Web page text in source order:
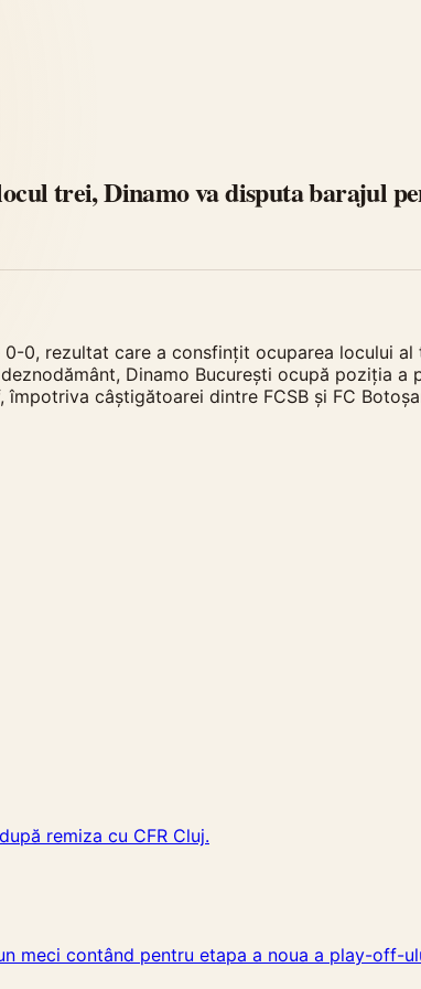
trei, Dinamo va disputa barajul
0, rezultat care a consfințit ocuparea locului
Dinamo București ocupă poziția
câștigătoarei dintre FCSB și FC
remiza cu CFR Cluj.
meci contând pentru etapa a noua a play-off-